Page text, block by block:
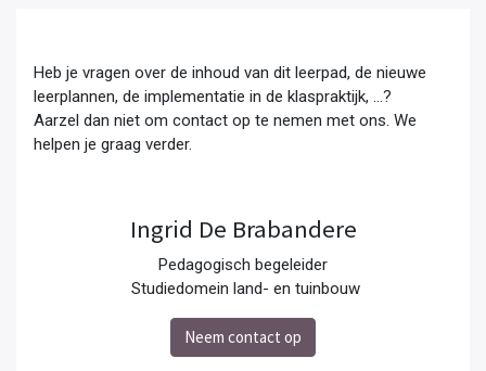
Heb je vragen over de inhoud van dit leerpad, de nieuwe
leerplannen, de implementatie in de klaspraktijk, ...?
Aarzel dan niet om contact op te nemen met ons. We
helpen je graag verder.
Ingrid De Brabandere
Pedagogisch begeleider
Studiedomein land- en tuinbouw
Neem contact op